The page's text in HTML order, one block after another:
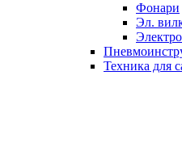
Фонари
Эл.
Техника для